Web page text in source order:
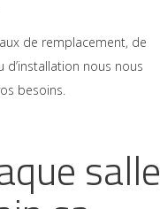
de remplacement, de
d’installation nous nous
besoins.
salle